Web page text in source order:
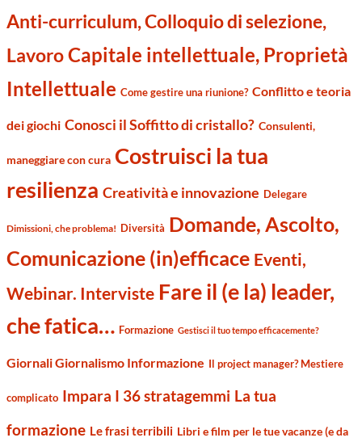
Anti-curriculum, Colloquio di selezione,
LavoroCapitale intellettuale, Proprietà
Intellettuale Come gestire una riunione? Conflitto e teoria
dei giochi Conosci il Soffitto di cristallo? Consulenti,
maneggiare con cura Costruisci la tua
resilienza Creatività e innovazione Delegare
Dimissioni, che problema! Diversità Domande, Ascolto,
Comunicazione (in)efficace Eventi,
Webinar. Interviste Fare il (e la) leader,
che fatica… Formazione Gestisci il tuo tempo efficacemente?
Giornali Giornalismo Informazione Il project manager? Mestiere
complicato Impara I 36 stratagemmi La tua
formazione Le frasi terribili Libri e film per le tue vacanze (e da